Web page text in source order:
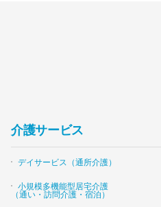
介護サービス
デイサービス（通所介護）
小規模多機能型居宅介護
（通い・訪問介護・宿泊）